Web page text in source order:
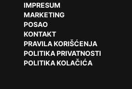
IMPRESUM
MARKETING
POSAO
KONTAKT
PRAVILA KORIŠĆENJA
POLITIKA PRIVATNOSTI
POLITIKA KOLAČIĆA